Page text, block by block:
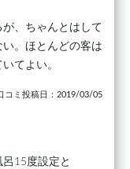
、ちゃんとはして
。ほとんどの客は
てよい。
コミ投稿日：2019/03/05
15度設定と